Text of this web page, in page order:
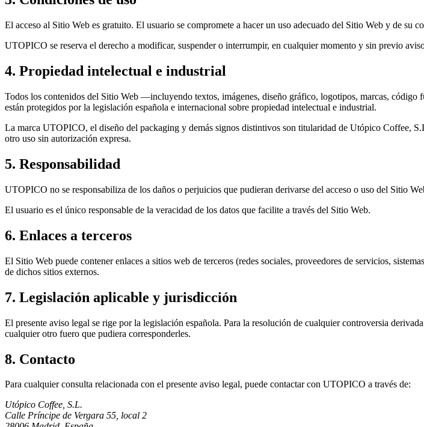
El acceso al Sitio Web es gratuito. El usuario se compromete a hacer un uso adecuado del Sitio Web y de
UTOPICO se reserva el derecho a modificar, suspender o interrumpir, en cualquier momento y sin previo
4. Propiedad intelectual e industrial
Todos los contenidos del Sitio Web —incluyendo textos, imágenes, diseño gráfico, logotipos, marcas,
están protegidos por la legislación española e internacional sobre propiedad intelectual e industrial.
La marca UTOPICO, el diseño del packaging y demás signos distintivos son titularidad de Utópico Coffee,
otro uso sin autorización expresa.
5. Responsabilidad
UTOPICO no se responsabiliza de los daños o perjuicios que pudieran derivarse del acceso o uso del Sitio
El usuario es el único responsable de la veracidad de los datos que facilite a través del Sitio Web.
6. Enlaces a terceros
El Sitio Web puede contener enlaces a sitios web de terceros (redes sociales, proveedores de servicios,
de dichos sitios externos.
7. Legislación aplicable y jurisdicción
El presente aviso legal se rige por la legislación española. Para la resolución de cualquier controversia
cualquier otro fuero que pudiera corresponderles.
8. Contacto
Para cualquier consulta relacionada con el presente aviso legal, puede contactar con UTOPICO a través de:
Utópico Coffee, S.L.
Calle Príncipe de Vergara 55, local 2